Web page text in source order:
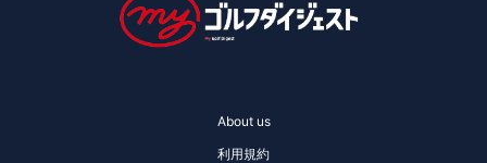
About us
利用規約